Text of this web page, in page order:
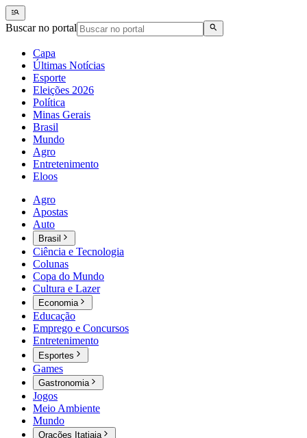
Buscar no portal
Capa
Últimas Notícias
Esporte
Eleições 2026
Política
Minas Gerais
Brasil
Mundo
Agro
Entretenimento
Eloos
Agro
Apostas
Auto
Brasil
Ciência e Tecnologia
Colunas
Copa do Mundo
Cultura e Lazer
Economia
Educação
Emprego e Concursos
Entretenimento
Esportes
Games
Gastronomia
Jogos
Meio Ambiente
Mundo
Orações Itatiaia